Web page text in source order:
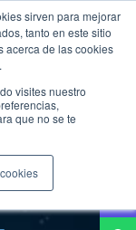
sirven para mejorar
tanto en este sitio
acerca de las cookies
visites nuestro
que no se te